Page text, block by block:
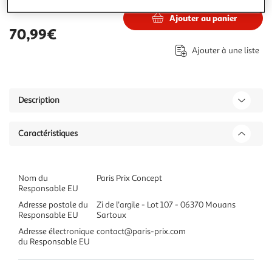
70,99€
Ajouter au panier
Ajouter à une liste
Description
Caractéristiques
Nom du
Responsable EU
Paris Prix Concept
Adresse postale du
Responsable EU
Zi de l'argile - Lot 107 - 06370 Mouans
Sartoux
Adresse électronique
du Responsable EU
contact@paris-prix.com